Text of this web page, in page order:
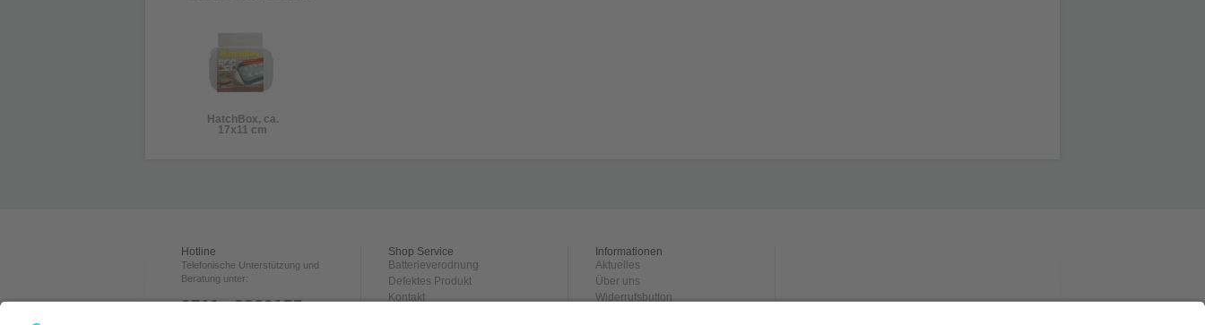
HatchBox, ca.
17x11 cm
Hotline
Telefonische Unterstützung und
Beratung unter:
0711 - 3360155
Shop Service
Batterieverodnung
Defektes Produkt
Kontakt
Informationen
Aktuelles
Über uns
Widerrufsbutton